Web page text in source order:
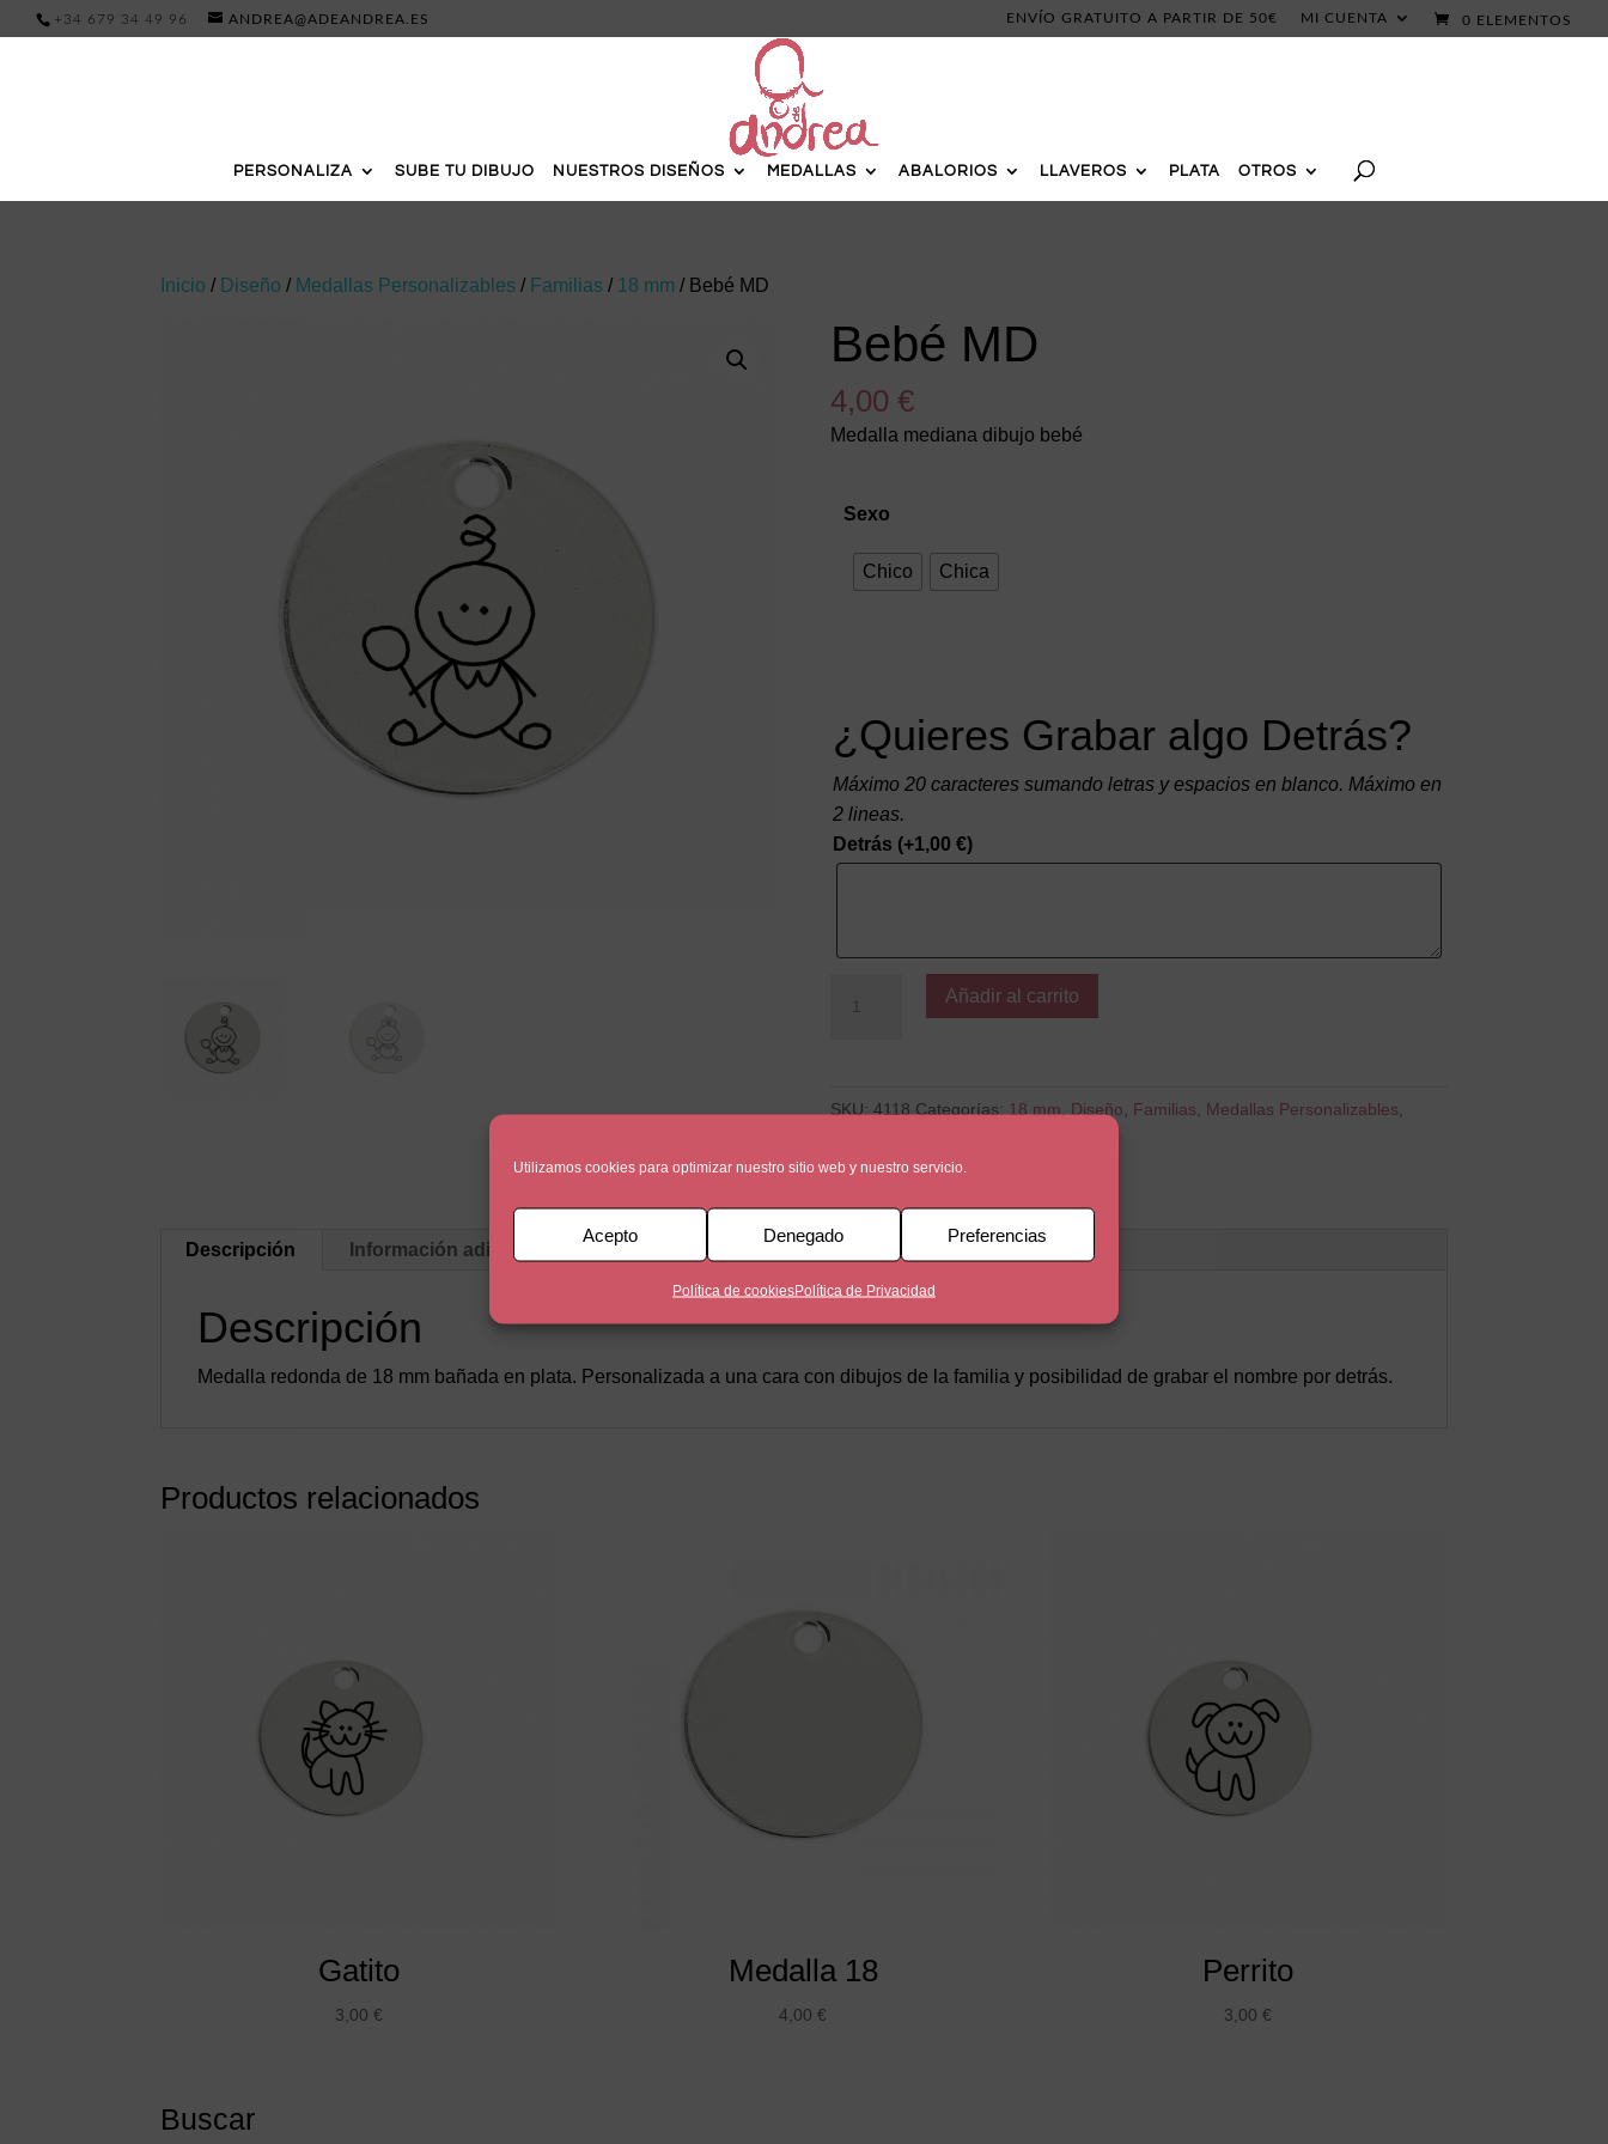
Utilizamos cookies para optimizar nuestro sitio web y nuestro servicio.
Acepto Denegado Preferencias
Política de cookiesPolítica de Privacidad
+34 679 34 49 96 ANDREA@ADEANDREA.ES ENVÍO GRATUITO A PARTIR DE 50€ MI CUENTA 0 ELEMENTOS
PERSONALIZA SUBE TU DIBUJO NUESTROS DISEÑOS MEDALLAS ABALORIOS LLAVEROS PLATA OTROS
Inicio / Diseño / Medallas Personalizables / Familias / 18 mm / Bebé MD
Bebé MD
4,00 €
Medalla mediana dibujo bebé
Sexo
Chico Chica
¿Quieres Grabar algo Detrás?
Máximo 20 caracteres sumando letras y espacios en blanco. Máximo en
2 lineas.
Detrás (+1,00 €)
MD
Añadir al carrito
SKU: 4118 Categorías: 18 mm Diseño Familias Medallas Personalizables
Descripción Información adicional
Descripción
Medalla redonda de 18 mm bañada en plata. Personalizada a una cara con dibujos de la familia y posibilidad de grabar el nombre por detrás.
Productos relacionados
Gatito
3,00 €
Medalla 18
4,00€
Perrito
3,00 €
Buscar